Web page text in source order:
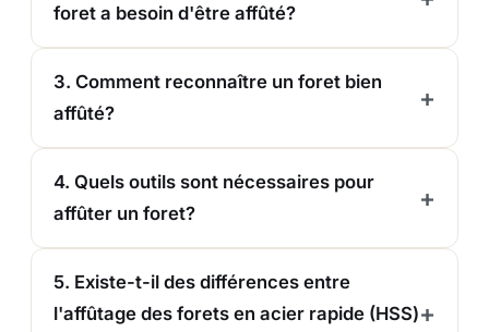
foret a besoin d'être affûté?
3. Comment reconnaître un foret bien
affûté?
4. Quels outils sont nécessaires pour
affûter un foret?
5. Existe-t-il des différences entre
l'affûtage des forets en acier rapide (HSS)